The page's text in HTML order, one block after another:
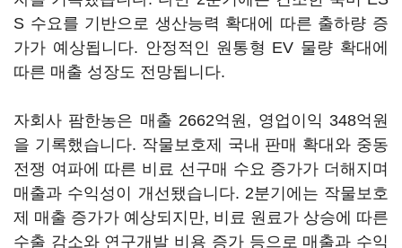
S 수요를 기반으로 생산능력 확대에 따른 출하량 증
가가 예상됩니다. 안정적인 원통형 EV 물량 확대에
따른 매출 성장도 전망됩니다.
자회사 팜한농은 매출 2662억원, 영업이익 348억원
을 기록했습니다. 작물보호제 국내 판매 확대와 중동
전쟁 여파에 따른 비료 선구매 수요 증가가 더해지며
매출과 수익성이 개선됐습니다. 2분기에는 작물보호
제 매출 증가가 예상되지만, 비료 원료가 상승에 따른
수출 감소와 연구개발 비용 증가 등으로 매출과 수익